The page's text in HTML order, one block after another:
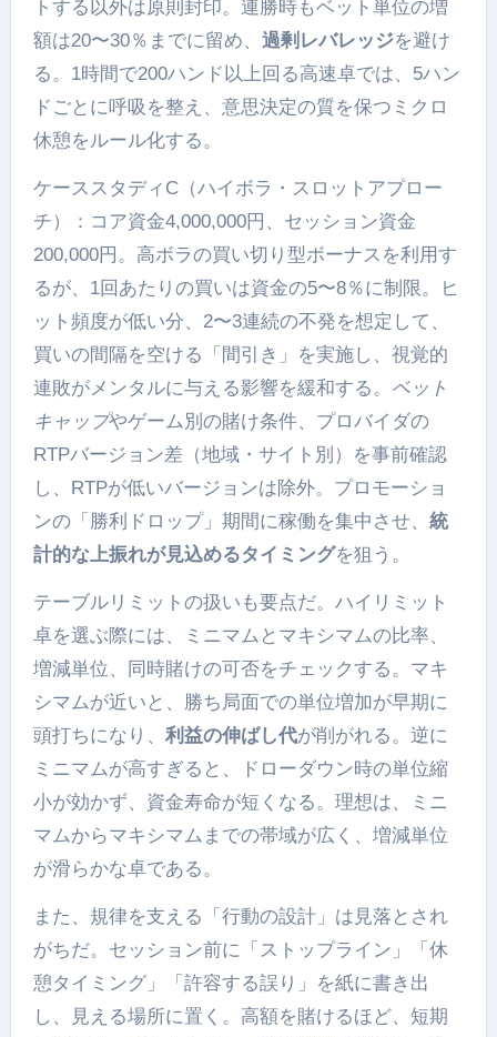
トする以外は原則封印。連勝時もベット単位の増
額は20〜30％までに留め、 過剰レバレッジを避け
る。1時間で200ハンド以上回る高速卓では、5ハン
ドごとに呼吸を整え、意思決定の質を保つミクロ
休憩をルール化する。
ケーススタディC（ハイボラ・スロットアプロー
チ）：コア資金4,000,000円、セッション資金
200,000円。高ボラの買い切り型ボーナスを利用す
るが、1回あたりの買いは資金の5〜8％に制限。ヒ
ット頻度が低い分、2〜3連続の不発を想定して、
買いの間隔を空ける「間引き」を実施し、視覚的
連敗がメンタルに与える影響を緩和する。 ベット
キャップやゲーム別の賭け条件、プロバイダの
RTPバージョン差（地域・サイト別）を事前確認
し、RTPが低いバージョンは除外。プロモーショ
ンの「勝利ドロップ」期間に稼働を集中させ、 統
計的な上振れが見込めるタイミングを狙う。
テーブルリミットの扱いも要点だ。ハイリミット
卓を選ぶ際には、ミニマムとマキシマムの比率、
増減単位、同時賭けの可否をチェックする。マキ
シマムが近いと、勝ち局面での単位増加が早期に
頭打ちになり、 利益の伸ばし代が削がれる。逆に
ミニマムが高すぎると、ドローダウン時の単位縮
小が効かず、資金寿命が短くなる。理想は、ミニ
マムからマキシマムまでの帯域が広く、増減単位
が滑らかな卓である。
また、規律を支える「行動の設計」は見落とされ
がちだ。セッション前に「ストップライン」「休
憩タイミング」「許容する誤り」を紙に書き出
し、見える場所に置く。高額を賭けるほど、短期